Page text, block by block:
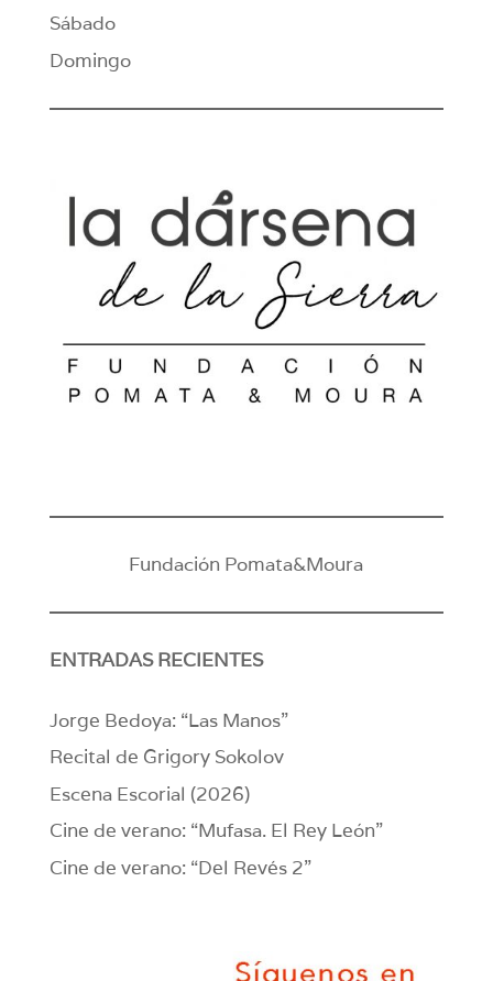
Sábado
Domingo
Fundación Pomata&Moura
ENTRADAS RECIENTES
Jorge Bedoya: “Las Manos”
Recital de Grigory Sokolov
Escena Escorial (2026)
Cine de verano: “Mufasa. El Rey León”
Cine de verano: “Del Revés 2”